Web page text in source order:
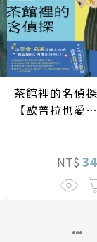
茶館裡的名偵探
【歐普拉也愛！
《茶館裡的嫌疑
人》續作】
NT$